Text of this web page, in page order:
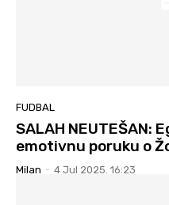
FUDBAL
SALAH NEUTEŠAN:
emotivnu poruku o
Milan - 4 Jul 2025. 16:23